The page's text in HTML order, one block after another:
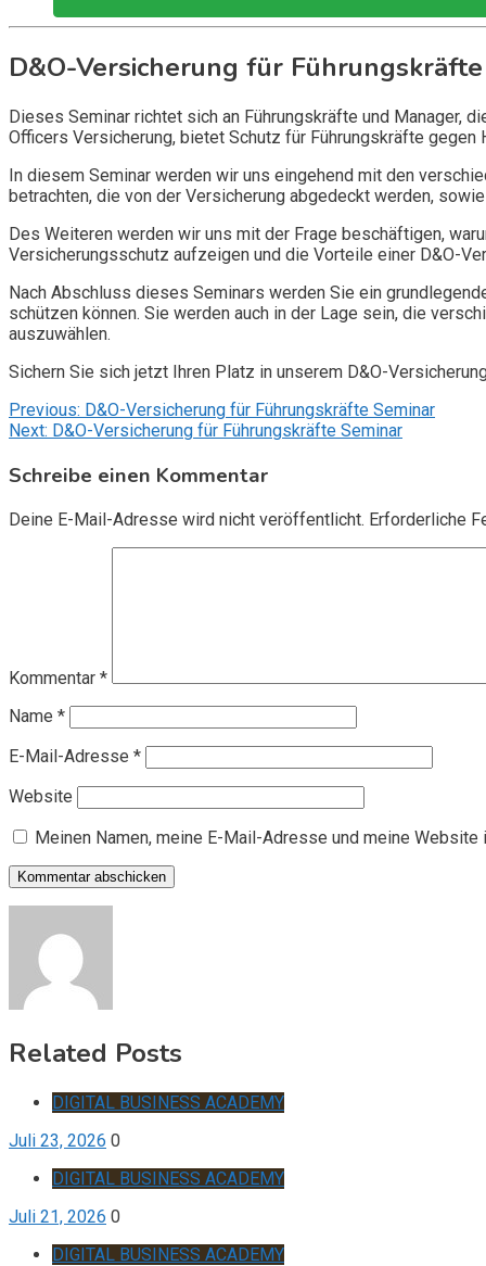
D&O-Versicherung für
Dieses Seminar richtet sich an Führungskräfte und Manager,
Officers Versicherung, bietet Schutz für Führungskräfte
In diesem Seminar werden wir uns eingehend mit den
betrachten, die von der Versicherung abgedeckt werden,
Des Weiteren werden wir uns mit der Frage beschäftigen,
Versicherungsschutz aufzeigen und die Vorteile einer D&O-
Nach Abschluss dieses Seminars werden Sie ein
schützen können. Sie werden auch in der Lage sein, die
auszuwählen.
Sichern Sie sich jetzt Ihren Platz in unserem D&O-
Beitragsnavigation
Previous: D&O-Versicherung für Führungskräfte Seminar
Next: D&O-Versicherung für Führungskräfte Seminar
Schreibe einen Kommentar
Deine E-Mail-Adresse wird nicht veröffentlicht. Erforderliche
Kommentar *
Name *
E-Mail-Adresse *
Website
Meinen Namen, meine E-Mail-Adresse und meine
Related Posts
DIGITAL BUSINESS ACADEMY
Juli 23, 2026 0
DIGITAL BUSINESS ACADEMY
Juli 21, 2026 0
DIGITAL BUSINESS ACADEMY